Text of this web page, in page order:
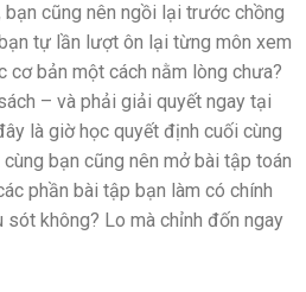
bạn cũng nên ngồi lại trước chồng
tự lần lượt ôn lại từng môn xem
cơ bản một cách nằm lòng chưa?
– và phải giải quyết ngay tại
là giờ học quyết định cuối cùng
bạn cũng nên mở bài tập toán
phần bài tập bạn làm có chính
sót không? Lo mà chỉnh đốn ngay